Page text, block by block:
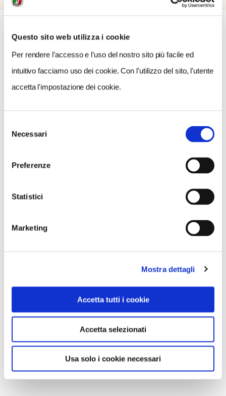
Questo sito web utilizza i cookie
Per rendere l’accesso e l’uso del nostro sito più facile ed
intuitivo facciamo uso dei cookie. Con l'utilizzo del sito, l'utente
accetta l'impostazione dei cookie.
delNecessari
Preferenze
Statistici
Marketing
Mostra dettagli
Accetta tutti i cookie
Accetta selezionati
Usa solo i cookie necessari
COSA FARE DOVE DORMIRE DOVE MANGIARE
0 RISULTATI